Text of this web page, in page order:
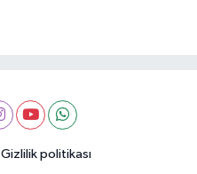
Gizlilik politikası